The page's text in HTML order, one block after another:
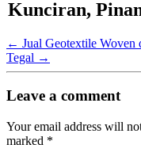
Kunciran,
← Jual Geotextile Woven
Tegal →
Leave a comment
Your email address will
marked *